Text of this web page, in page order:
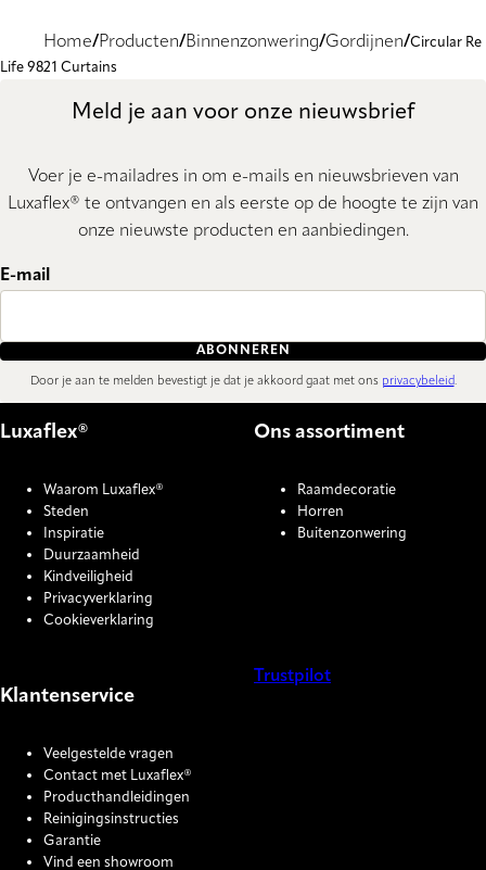
Home Producten Binnenzonwering Gordijnen Circular Re
Life 9821 Curtains
Meld je aan voor onze nieuwsbrief
Voer je e-mailadres in om e-mails en nieuwsbrieven van
Luxaflex® te ontvangen en als eerste op de hoogte te zijn van
onze nieuwste producten en aanbiedingen.
E-mail
ABONNEREN
Door je aan te melden bevestigt je dat je akkoord gaat met ons privacybeleid.
Luxaflex®
Waarom Luxaflex®
Steden
Inspiratie
Duurzaamheid
Kindveiligheid
Privacyverklaring
Cookieverklaring
Ons assortiment
Raamdecoratie
Horren
Buitenzonwering
Klantenservice
Veelgestelde vragen
Contact met Luxaflex®
Producthandleidingen
Reinigingsinstructies
Garantie
Vind een showroom
Trustpilot